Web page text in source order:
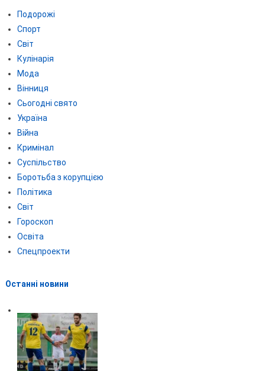
Подорожі
Спорт
Світ
Кулінарія
Мода
Вінниця
Сьогодні свято
Україна
Війна
Кримінал
Суспільство
Боротьба з корупцією
Політика
Світ
Гороскоп
Освіта
Спецпроекти
Останні новини